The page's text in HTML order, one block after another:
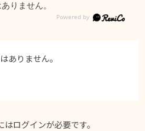
りません。
ありません。
はログインが必要です。